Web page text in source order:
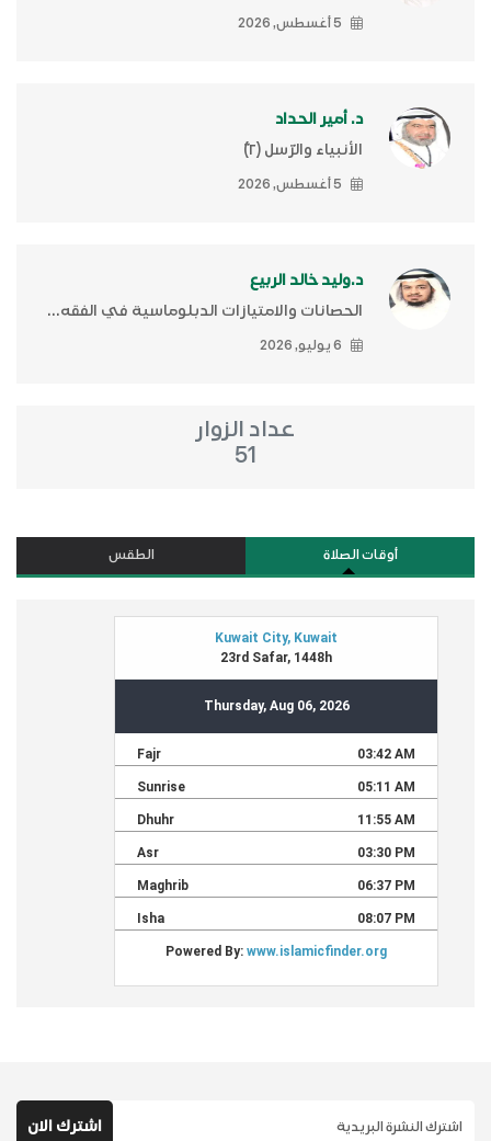
5 أغسطس, 2026
د. أمير الحداد
الأنبياء والرّسل (٢)ّ
5 أغسطس, 2026
د.وليد خالد الربيع
الحصانات والامتيازات الدبلوماسية في الفقه...
6 يوليو, 2026
عداد الزوار
51
أوقات الصلاة الطقس